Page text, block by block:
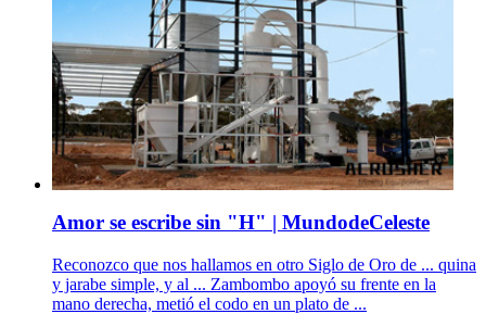
Amor se escribe sin "H" | MundodeCeleste
Reconozco que nos hallamos en otro Siglo de Oro de ... quina
y jarabe simple, y al ... Zambombo apoyó su frente en la
mano derecha, metió el codo en un plato de ...